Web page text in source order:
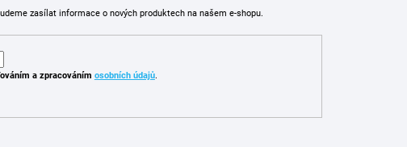
zasílat informace o nových produktech na našem e-shopu.
a zpracováním osobních údajů.